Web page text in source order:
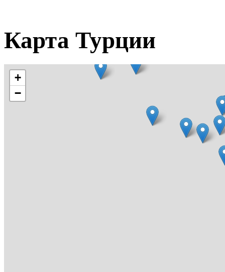
Карта Турции
+
−